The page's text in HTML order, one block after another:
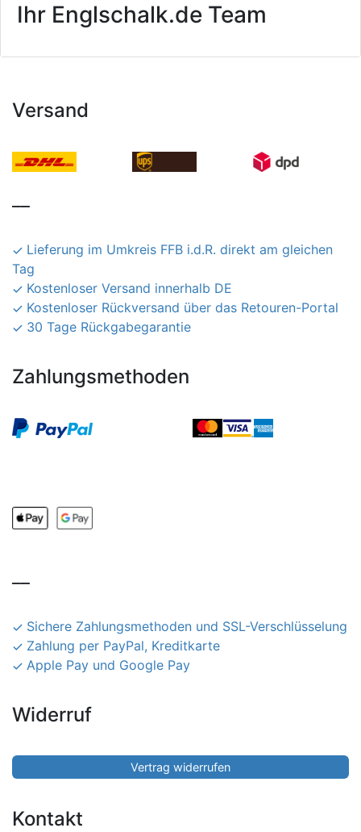
Ihr Englschalk.de Team
Versand
Lieferung im Umkreis FFB i.d.R. direkt am gleichen
Tag
Kostenloser Versand innerhalb DE
Kostenloser Rückversand über das Retouren-Portal
30 Tage Rückgabegarantie
Zahlungsmethoden
Sichere Zahlungsmethoden und SSL-Verschlüsselung
Zahlung per PayPal, Kreditkarte
Apple Pay und Google Pay
Widerruf
Vertrag widerrufen
Kontakt